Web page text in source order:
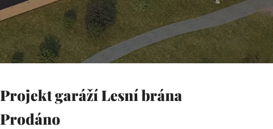
Projekt garáží Lesní brána
Prodáno